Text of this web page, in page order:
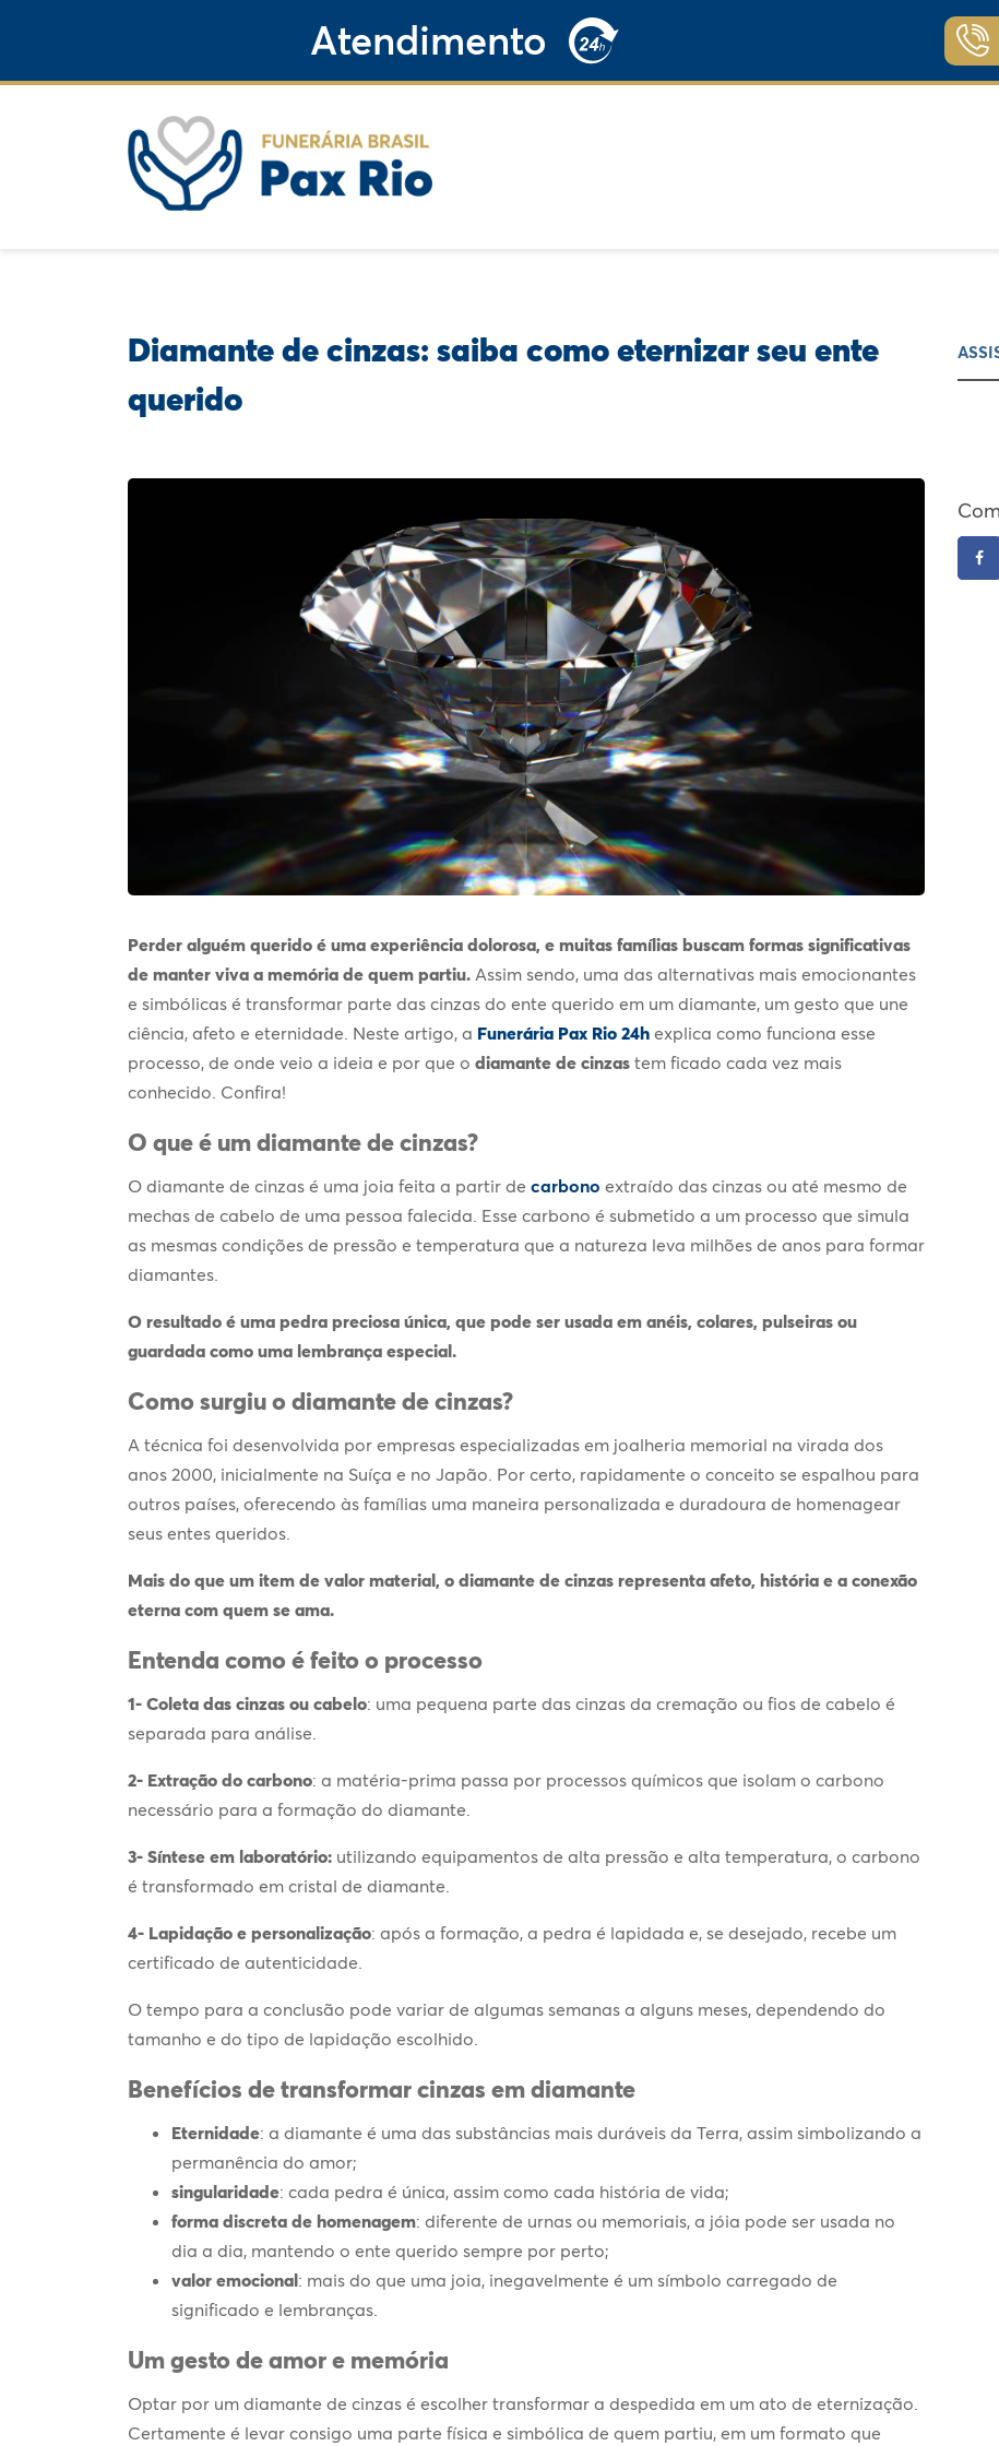
Atendimento
Diamante de cinzas: saiba como eternizar seu ente
querido
Perder alguém querido é uma experiência dolorosa, e muitas famílias buscam formas significativas
de manter viva a memória de quem partiu. Assim sendo, uma das alternativas mais emocionantes
e simbólicas é transformar parte das cinzas do ente querido em um diamante, um gesto que une
ciência, afeto e eternidade. Neste artigo, a Funerária Pax Rio 24h explica como funciona esse
processo, de onde veio a ideia e por que o diamante de cinzas tem ficado cada vez mais
conhecido. Confira!
O que é umdiamante de cinzas?
O diamante de cinzas é uma joia feita a partir de carbono extraído das cinzas ou até mesmo de
mechas de cabelo de uma pessoa falecida. Esse carbono é submetido a um processo que simula
as mesmas condições de pressão e temperatura que a natureza leva milhões de anos para formar
diamantes.
O resultado é uma pedra preciosa única, que pode ser usada em anéis, colares, pulseiras ou
guardada como uma lembrança especial.
Como surgiu odiamante de cinzas?
A técnica foi desenvolvida por empresas especializadas em joalheria memorial na virada dos
anos 2000, inicialmente na Suíça e no Japão. Por certo, rapidamente o conceito se espalhou para
outros países, oferecendo às famílias uma maneira personalizada e duradoura de homenagear
seus entes queridos.
Mais do que um item de valor material, o diamante de cinzas representa afeto, história e a conexão
eterna com quem se ama.
Entenda como é feito o processo
1- Coleta das cinzas ou cabelo: uma pequena parte das cinzas da cremação ou fios de cabelo é
separada para análise.
2- Extração do carbono: a matéria-prima passa por processos químicos que isolam o carbono
necessário para a formação do diamante.
3- Síntese em laboratório: utilizando equipamentos de alta pressão e alta temperatura, o carbono
é transformado em cristal de diamante.
4- Lapidação e personalização: após a formação, a pedra é lapidada e, se desejado, recebe um
certificado de autenticidade.
O tempo para a conclusão pode variar de algumas semanas a alguns meses, dependendo do
tamanho e do tipo de lapidação escolhido.
Benefícios de transformar cinzas em diamante
Eternidade: a diamante é uma das substâncias mais duráveis da Terra, assim simbolizando a
permanência do amor;
singularidade: cada pedra é única, assim como cada história de vida;
forma discreta de homenagem: diferente de urnas ou memoriais, a jóia pode ser usada no
dia a dia, mantendo o ente querido sempre por perto;
valor emocional: mais do que uma joia, inegavelmente é um símbolo carregado de
significado e lembranças.
Um gesto de amor e memória
Optar por um diamante de cinzas é escolher transformar a despedida em um ato de eternização.
Certamente é levar consigo uma parte física e simbólica de quem partiu, em um formato que